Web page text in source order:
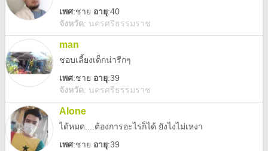
เพศ:ชาย อายุ:40
จังหวัด: นครศรีธรรมราช
man
ชอบเลี้ยงเด็กน่ารีกๆ
เพศ:ชาย อายุ:39
จังหวัด: นครศรีธรรมราช
Alone
ได้หมด....ต้องการอะไรก็ได้ ยังไงไม่เหงา
เพศ:ชาย อายุ:39